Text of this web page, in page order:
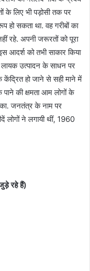
के लिए भी पड़ोसी तक पर
हो सकता था. वह गरीबों का
रहे. अपनी जरूरतों को पूरा
आदर्श को तभी साकार किया
उत्पादन के साधन पर
केंद्रित हो जाने से सही माने में
पाने की क्षमता आम लोगों के
जनतंत्र के नाम पर
लोगों ने लगायी थीं, 1960
रहे हैं)